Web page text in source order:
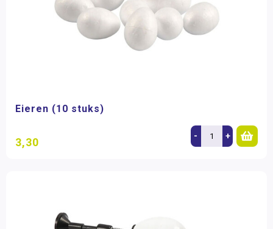
Eieren (10 stuks)
3,30 - +